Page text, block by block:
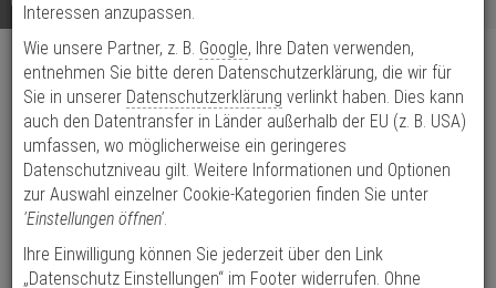
Sie
mindestens
Zeichen
ein,
um
Suche
starten.
noch
Kategorien
Suche
gestartet
Abus ES BB2 R S 55 72 24
Einsteckschloss, silber
Produktmerkmale
Datenblatt drucken
Weitere Varianten...
Interessen anzupassen.
Wie unsere Partner, z. B. Google, Ihre Daten verwenden,
entnehmen Sie bitte deren Datenschutzerklärung, die wir für
Sie in unserer Datenschutzerklärung verlinkt haben. Dies kann
auch den Datentransfer in Länder außerhalb der EU (z. B. USA)
umfassen, wo möglicherweise ein geringeres
Datenschutzniveau gilt. Weitere Informationen und Optionen
zur Auswahl einzelner Cookie-Kategorien finden Sie unter
'Einstellungen öffnen'.
Ihre Einwilligung können Sie jederzeit über den Link
„Datenschutz Einstellungen“ im Footer widerrufen. Ohne